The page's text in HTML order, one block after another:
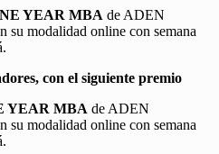
YEAR MBA de ADEN
su modalidad online con semana
con el siguiente premio
YEAR MBA de ADEN
su modalidad online con semana